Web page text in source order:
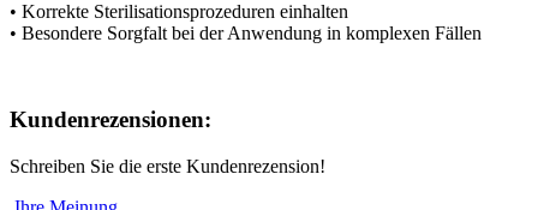
• Korrekte Sterilisationsprozeduren einhalten
• Besondere Sorgfalt bei der Anwendung in komplexen Fällen
Kundenrezensionen:
Schreiben Sie die erste Kundenrezension!